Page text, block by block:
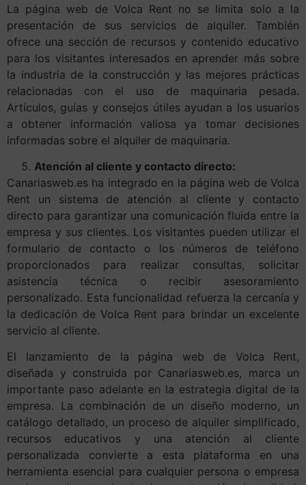
La página web de Volca Rent no se limita solo a la
presentación de sus servicios de alquiler. También
ofrece una sección de recursos y contenido educativo
para los visitantes interesados ​​en aprender más sobre
la industria de la construcción y las mejores prácticas
relacionadas con el uso de maquinaria pesada.
Artículos, guías y consejos útiles ayudan a los usuarios
a obtener información valiosa ya tomar decisiones
informadas sobre el alquiler de maquinaria.
Atención al cliente y contacto directo:
Canariasweb.es ha integrado en la página web de Volca
Rent un sistema de atención al cliente y contacto
directo para garantizar una comunicación fluida entre la
empresa y sus clientes. Los visitantes pueden utilizar el
formulario de contacto o los números de teléfono
proporcionados para realizar consultas, solicitar
asistencia técnica o recibir asesoramiento
personalizado. Esta funcionalidad refuerza la cercanía y
la dedicación de Volca Rent para brindar un excelente
servicio al cliente.
El lanzamiento de la página web de Volca Rent,
diseñada y construida por Canariasweb.es, marca un
importante paso adelante en la estrategia digital de la
empresa. La combinación de un diseño moderno, un
catálogo detallado, un proceso de alquiler simplificado,
recursos educativos y una atención al cliente
personalizada convierte a esta plataforma en una
herramienta esencial para cualquier persona o empresa